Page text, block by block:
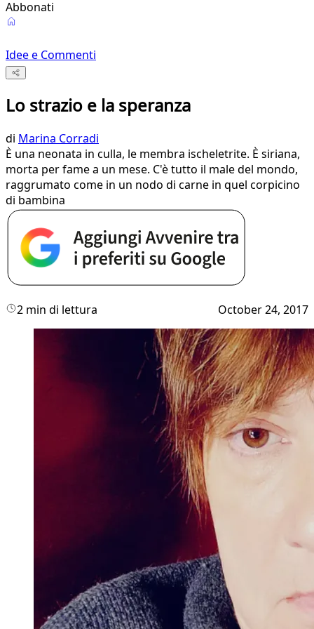
Abbonati
Idee e Commenti
Lo strazio e la speranza
di Marina Corradi
È una neonata in culla, le membra ischeletrite. È siriana,
morta per fame a un mese. C'è tutto il male del mondo,
raggrumato come in un nodo di carne in quel corpicino
di bambina
2 min di lettura October 24, 2017